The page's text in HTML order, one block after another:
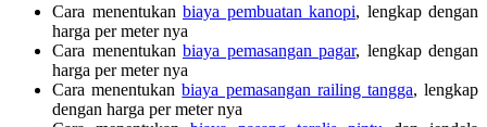
Cara menentukan biaya pembuatan kanopi, lengkap dengan
harga per meter nya
Cara menentukan biaya pemasangan pagar, lengkap dengan
harga per meter nya
Cara menentukanbiaya pemasangan railing tangga, lengkap
dengan harga per meter nya